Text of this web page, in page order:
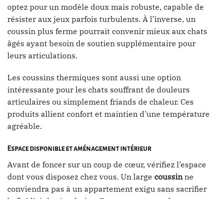
optez pour un modèle doux mais robuste, capable de
résister aux jeux parfois turbulents. À l’inverse, un
coussin plus ferme pourrait convenir mieux aux chats
âgés ayant besoin de soutien supplémentaire pour
leurs articulations.
Les coussins thermiques sont aussi une option
intéressante pour les chats souffrant de douleurs
articulaires ou simplement friands de chaleur. Ces
produits allient confort et maintien d’une température
agréable.
Espace disponible et aménagement intérieur
Avant de foncer sur un coup de cœur, vérifiez l’espace
dont vous disposez chez vous. Un large coussinne
conviendra pas à un appartement exigu sans sacrifier